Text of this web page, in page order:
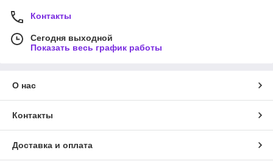
Контакты
Сегодня выходной
Показать весь график работы
О нас
Контакты
Доставка и оплата